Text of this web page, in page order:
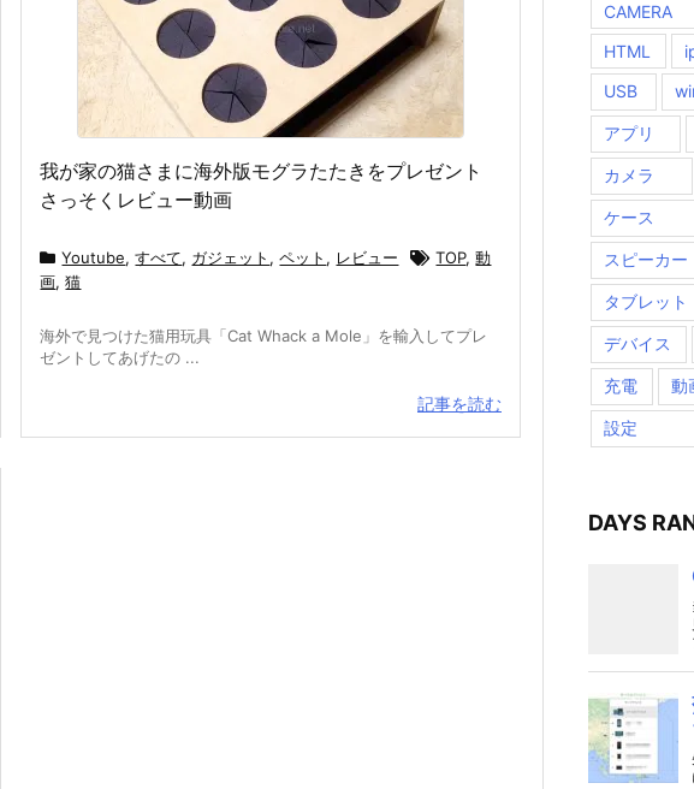
我が家の猫さまに海外版モグラたたきをプレゼント
さっそくレビュー動画
Youtube,すべて, ガジェット ,ペット , レビュー TOP,動
画,猫
海外で見つけた猫用玩具「Cat Whack a Mole」を輸入してプレ
ゼントしてあげたの ...
記事を読む
CAMERA
HTML
USB
アプリ
カメラ
ケース
スピーカー
タブレット
デバイス
充電 動
設定
DAYS